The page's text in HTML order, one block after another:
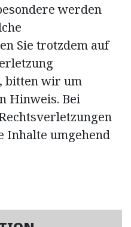
werden
Sie trotzdem auf
bitten wir um
Hinweis. Bei
umgehend